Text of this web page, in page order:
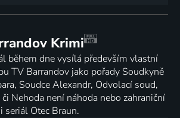
Krimi
během dne vysílá především vlastní
TV Barrandov jako pořady Soudkyně
Soudce Alexandr, Odvolací soud,
Nehoda není náhoda nebo zahraniční
seriál Otec Braun.